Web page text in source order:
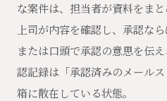
な案件は、担当者が資料をまと
上司が内容を確認し、承認な
または口頭で承認の意思を伝
認記録は「承認済みのメール
箱に散在している状態。